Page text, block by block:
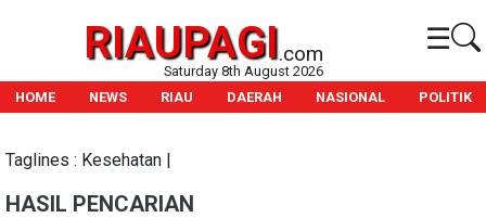
RIAUPAGI.com ☰
Saturday 8th August 2026
HOME
NEWS RIAU DAERAH NASIONAL POLITIK
Taglines : Kesehatan |
HASIL PENCARIAN